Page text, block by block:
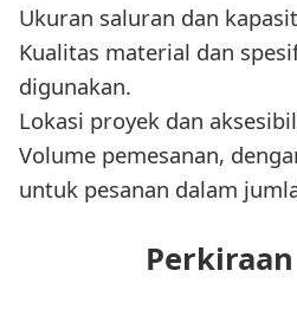
Ukuran saluran dan
Kualitas material dan
digunakan.
Lokasi proyek dan
Volume pemesanan,
untuk pesanan dalam